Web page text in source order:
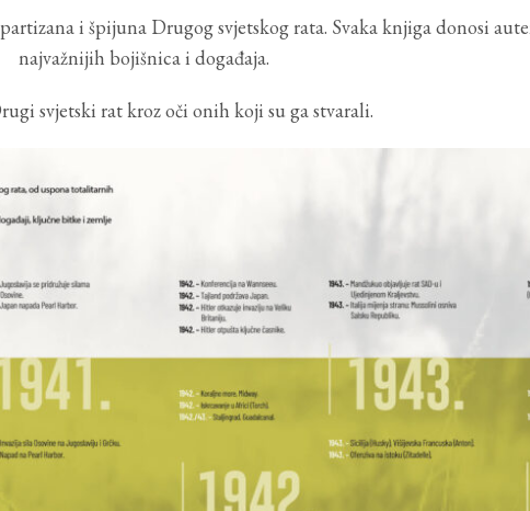
i špijuna Drugog svjetskog rata. Svaka knjiga donosi
najvažnijih bojišnica i događaja.
svjetski rat kroz oči onih koji su ga stvarali.